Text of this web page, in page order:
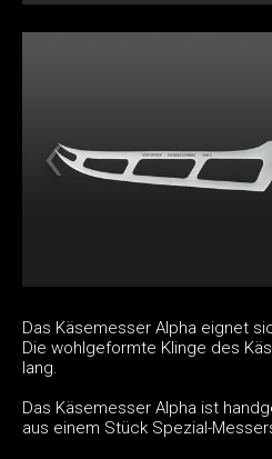
Das Käsemesser Alpha eignet
Die wohlgeformte Klinge des
lang.
Das Käsemesser Alpha ist
aus einem Stück Spezial-